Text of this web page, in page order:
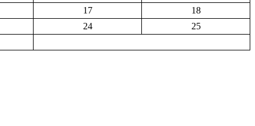
17
18
24
25